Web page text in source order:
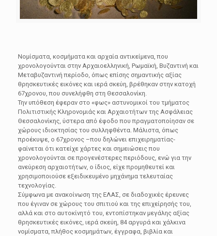
Νομίσματα, κοσμήματα και αρχαία αντικείμενα, που
χρονολογούνται στην Αρχαιοελληνική, Ρωμαϊκή, Βυζαντινή και
Μεταβυζαντινή περίοδο, όπως επίσης σημαντικής αξίας
θρησκευτικές εικόνες και ιερά σκεύη, βρέθηκαν στην κατοχή
67χρονου, που συνελήφθη στη Θεσσαλονίκη.
Την υπόθεση έφεραν στο «φως» αστυνομικοί του τμήματος
Πολιτιστικής Κληρονομιάς και Αρχαιοτήτων της Ασφάλειας
Θεσσαλονίκης, ύστερα από έφοδο που πραγματοποίησαν σε
χώρους ιδιοκτησίας του συλληφθέντα. Μάλιστα, όπως
προέκυψε, ο 67χρονος –που δηλώνει επιχειρηματίας-
φαίνεται ότι κατείχε χάρτες και σημειώσεις που
χρονολογούνται σε προγενέστερες περιόδους, ενώ για την
ανεύρεση αρχαιοτήτων, ο ίδιος, είχε προμηθευτεί και
χρησιμοποιούσε εξειδικευμένο μηχάνημα τελευταίας
τεχνολογίας.
Σύμφωνα με ανακοίνωση της ΕΛΑΣ, σε διαδοχικές έρευνες
που έγιναν σε χώρους του σπιτιού και της επιχείρησής του,
αλλά και στο αυτοκίνητό του, εντοπίστηκαν μεγάλης αξίας
θρησκευτικές εικόνες, ιερά σκεύη, 84 αργυρά και χάλκινα
νομίσματα, πλήθος κοσμημάτων, έγγραφα, βιβλία και